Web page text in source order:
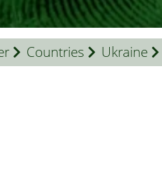
Countries Ukraine